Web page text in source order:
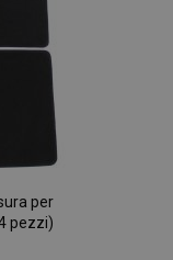
per
pezzi)